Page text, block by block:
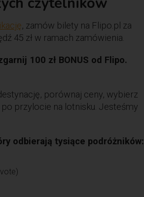
, zamów bilety na Flipo.pl za
45 zł w ramach zamówienia.
100 zł BONUS od Flipo.
porównaj ceny, wybierz
przylocie na lotnisku. Jesteśmy
odbierają tysiące podróżników: